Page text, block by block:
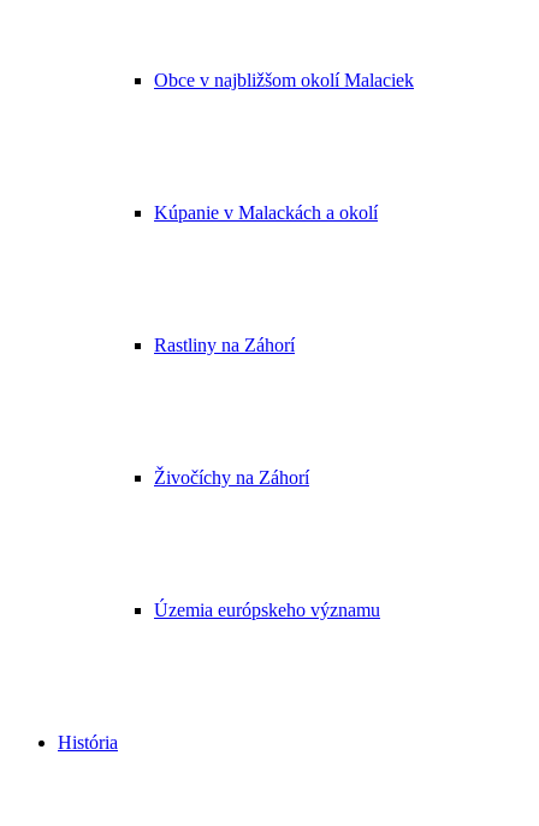
Obce v najbližšom okolí Malaciek
Kúpanie v Malackách a okolí
Rastliny na Záhorí
Živočíchy na Záhorí
Územia európskeho významu
História